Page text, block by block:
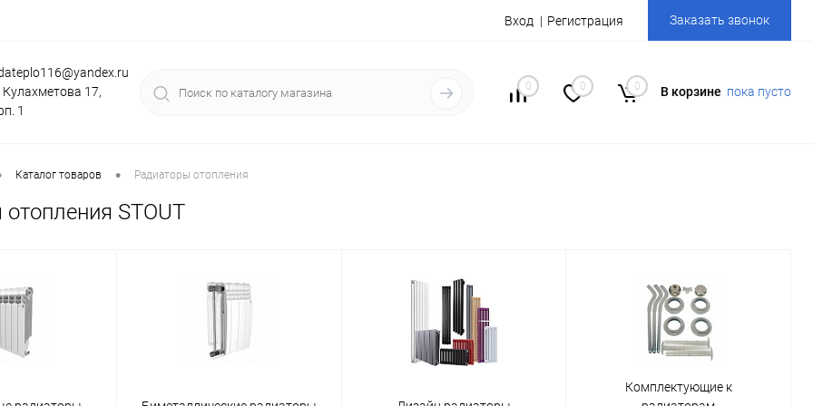
Вход Регистрация Заказать звонок
Кулахметова 17,
1
0 0 0 В корзине пока пусто
Каталог товаров • Радиаторы отопления
STOUT
Комплектующие к